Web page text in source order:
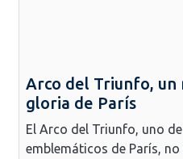
Arco del Triunfo, un
gloria de París
El Arco del Triunfo, uno
emblemáticos de París,